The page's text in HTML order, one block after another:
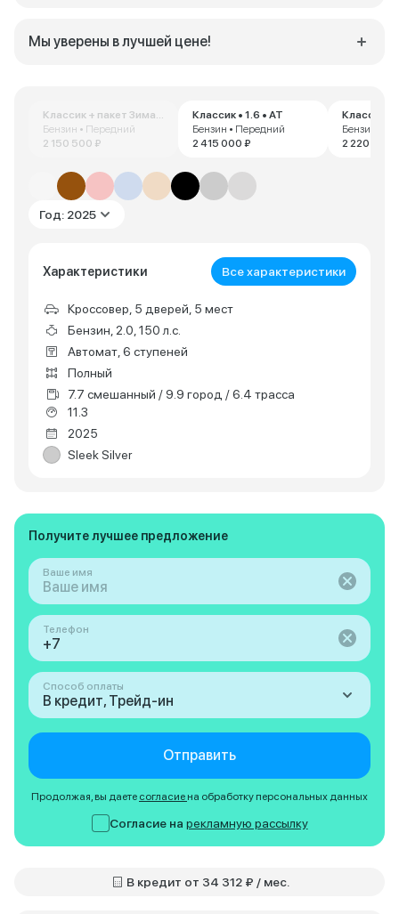
Классик + пакет Зима • 1.6 • AT
Бензин • Передний
2 150 500 ₽
Классик • 1.6 • AT
Бензин • Передний
2 415 000 ₽
Классик •
Бензин •
2 220 000
Год: 2025
Характеристики Все характеристики
Кроссовер, 5 дверей, 5 мест
Бензин, 2.0, 150 л.с.
Автомат, 6 ступеней
Полный
7.7 смешанный / 9.9 город / 6.4 трасса
11.3
2025
Sleek Silver
Мы уверены в лучшей цене!
Получите лучшее предложение
Ваше имя
Телефон
Способ оплаты
В кредит, Трейд-ин
Отправить
Продолжая, вы даете согласие на обработку персональных данных
Согласие на рекламную рассылку
В кредит от 34 312 ₽ / мес.